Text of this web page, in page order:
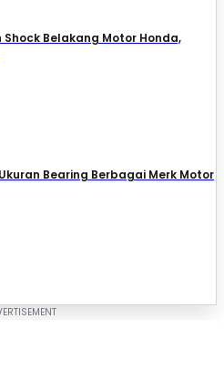
Belakang Motor Honda,
Bearing Berbagai Merk Motor